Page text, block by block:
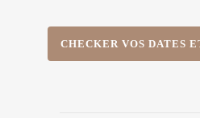
CHECKER VOS DATES